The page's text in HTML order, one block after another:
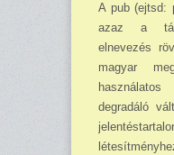
A pub (ejtsd:
azaz a
elnevezés
magyar
degradáló